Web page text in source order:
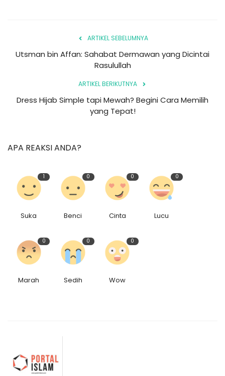
ARTIKEL SEBELUMNYA
Utsman bin Affan: Sahabat Dermawan yang Dicintai
Rasulullah
ARTIKEL BERIKUTNYA
Dress Hijab Simple tapi Mewah? Begini Cara Memilih
yang Tepat!
APA REAKSI ANDA?
1
Suka
0
Benci
0
Cinta
0
Lucu
0
Marah
0
Sedih
0
Wow